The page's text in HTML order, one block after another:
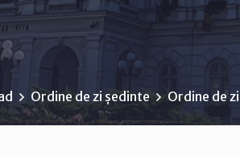
Ordine de zi ședinte Ordine de